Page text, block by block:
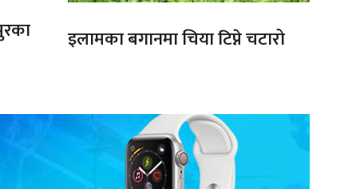
इलामका बगानमा चिया टिप्ने चटारो